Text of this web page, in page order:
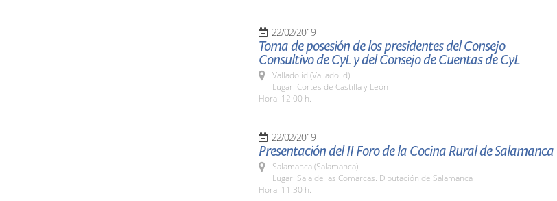
22/02/2019
Toma de posesión de los presidentes del Consejo
Consultivo de CyL y del Consejo de Cuentas de CyL
Valladolid (Valladolid)
Lugar: Cortes de Castilla y León
Hora: 12:00 h.
22/02/2019
Presentación del II Foro de la Cocina Rural de Salamanca
Salamanca (Salamanca)
Lugar: Sala de las Comarcas. Diputación de Salamanca
Hora: 11:30 h.